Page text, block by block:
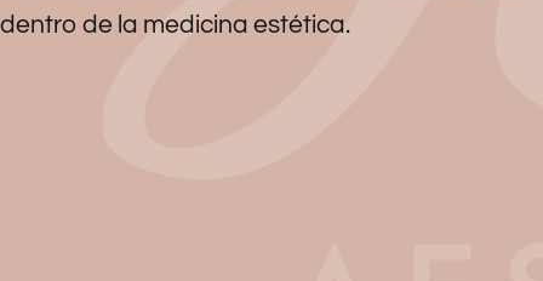
dentro de la medicina estética.